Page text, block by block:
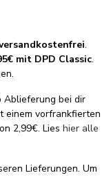
.
mit DPD Classic.
Ablieferung bei dir
einem vorfrankfierten
2,99€. Lies hier alle
Lieferungen. Um